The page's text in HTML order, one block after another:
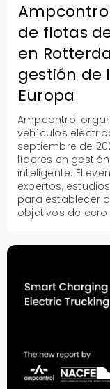
de flotas
en
gestión de
Europa
Ampcontrol
vehículos
septiembre de
líderes en
inteligente. El
expertos,
para establecer
objetivos de cero